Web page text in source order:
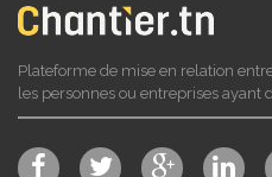
Plateforme de mise en relation
les personnes ou entreprises ayant